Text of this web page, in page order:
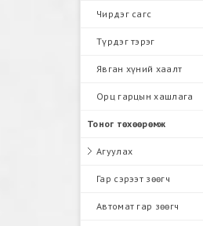
Чирдэг сагс
Түрдэг тэрэг
Явган хүний хаалт
Орц гарцын хашлага
Тоног төхөөрөмж
Агуулах
Гар сэрээт зөөгч
Автомат гар зөөгч